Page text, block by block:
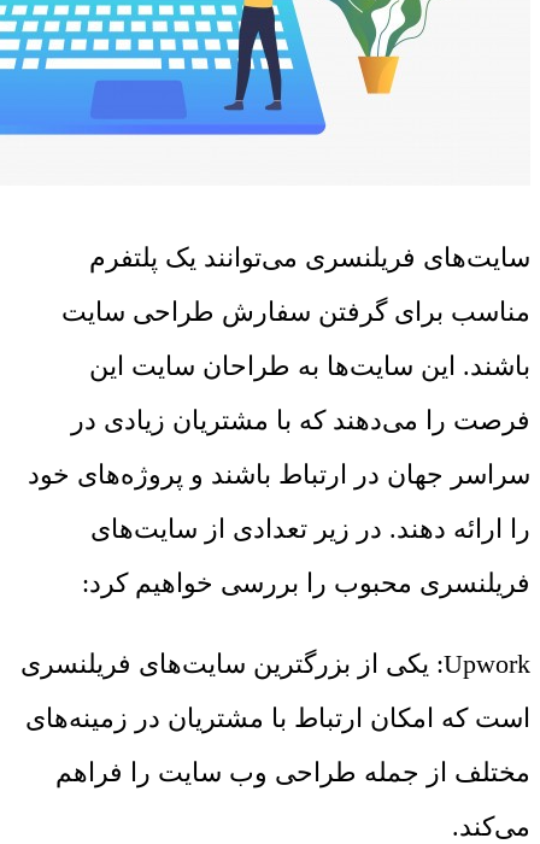
سایت‌های فریلنسری می‌توانند یک پلتفرم
مناسب برای گرفتن سفارش طراحی سایت
باشند. این سایت‌ها به طراحان سایت این
فرصت را می‌دهند که با مشتریان زیادی در
سراسر جهان در ارتباط باشند و پروژه‌های خود
را ارائه دهند. در زیر تعدادی از سایت‌های
فریلنسری محبوب را بررسی خواهیم کرد:
Upwork: یکی از بزرگترین سایت‌های فریلنسری
است که امکان ارتباط با مشتریان در زمینه‌های
مختلف از جمله طراحی وب سایت را فراهم
می‌کند.